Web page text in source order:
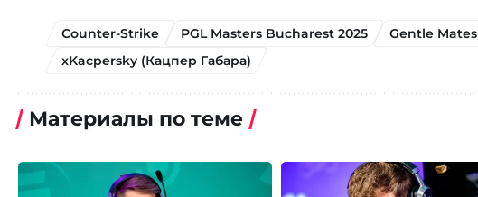
Counter-Strike PGL Masters Bucharest 2025 Gentle Mates
xKacpersky (Кацпер Габара)
Материалы по теме